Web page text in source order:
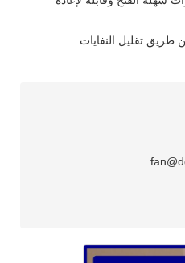
طريق تقليل النفايات